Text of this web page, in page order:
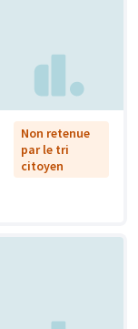
Non retenue
par le tri
citoyen